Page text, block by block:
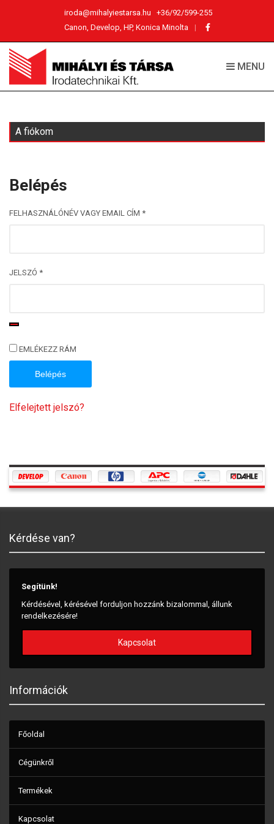
iroda@mihalyiestarsa.hu
+36/92/599-255
Canon, Develop, HP, Konica Minolta
MENU
A fiókom
Belépés
FELHASZNÁLÓNÉV VAGY EMAIL CÍM *KÖTELEZŐ
JELSZÓ *KÖTELEZŐ
EMLÉKEZZ RÁM
Belépés
Elfelejtett jelszó?
Kérdése van?
Segítünk!
Kérdésével, kérésével forduljon hozzánk bizalommal, állunk
rendelkezésére!
Kapcsolat
Információk
Főoldal
Cégünkről
Termékek
Kapcsolat